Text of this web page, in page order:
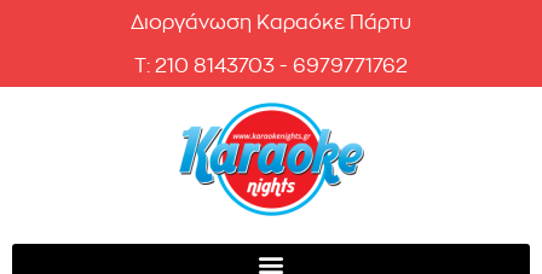
Διοργάνωση Καραόκε Πάρτυ
T: 210 8143703 - 6979771762